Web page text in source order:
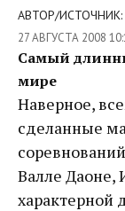
АВТОР/ИСТОЧНИК:
27 АВГУСТА 2008
Самый
мире
Наверное,
сделанные
Валле Даоне,
характерной